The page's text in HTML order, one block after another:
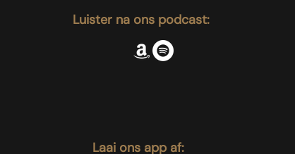
Luister na ons podcast:
Laai ons app af: